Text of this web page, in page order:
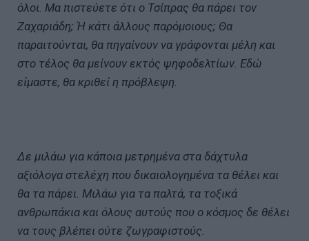
όλοι. Μα πιστεύετε ότι ο Τσίπρας θα πάρει τον
Ζαχαριάδη; Ή κάτι άλλους παρόμοιους; Θα
παραιτούνται, θα πηγαίνουν να γράφονται μέλη και
στο τέλος θα μείνουν εκτός ψηφοδελτίων. Εδώ
είμαστε, θα κριθεί η πρόβλεψη.
Δε μιλάω για κάποια μετρημένα στα δάχτυλα
αξιόλογα στελέχη που δικαιολογημένα τα θέλει και
θα τα πάρει. Μιλάω για τα παλτά, τα τοξικά
ανθρωπάκια και όλους αυτούς που ο κόσμος δε θέλει
να τους βλέπει ούτε ζωγραφιστούς.